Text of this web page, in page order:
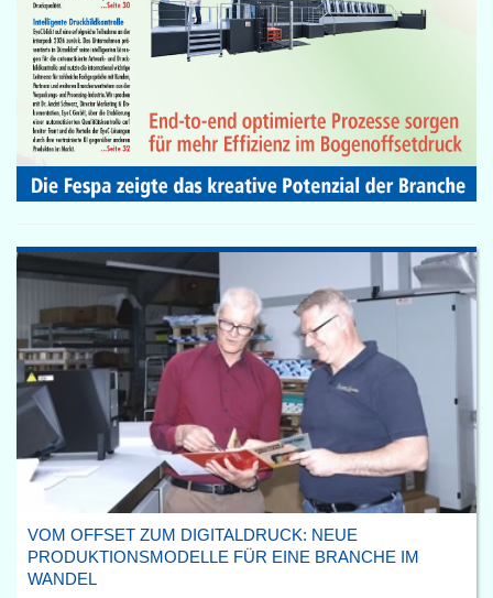
VOM OFFSET ZUM DIGITALDRUCK: NEUE
PRODUKTIONSMODELLE FÜR EINE BRANCHE IM
WANDEL